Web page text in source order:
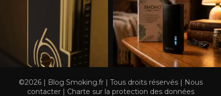
©2026 | Blog Smoking.fr | Tous droits réservés | Nous
contacter| Charte sur la protection des données